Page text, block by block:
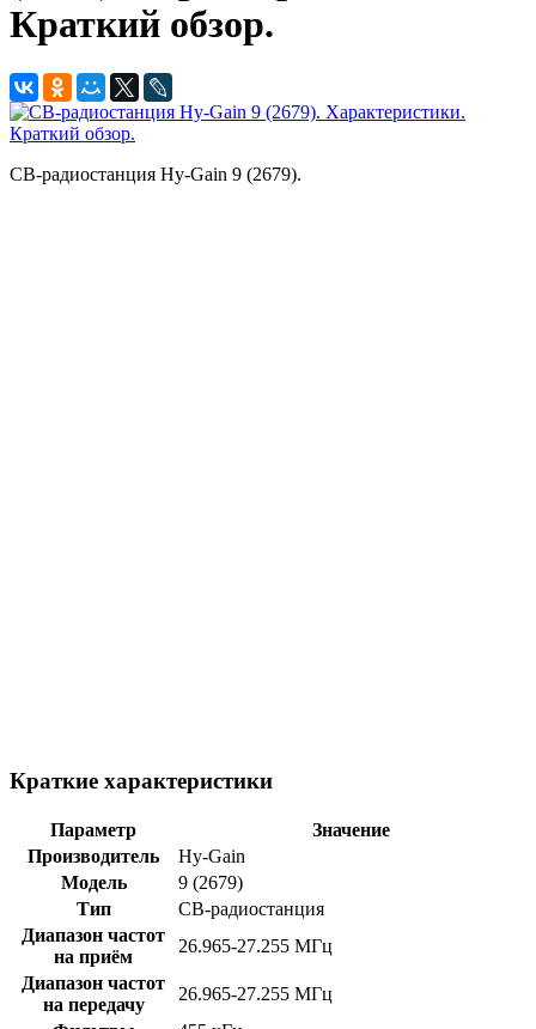
Краткий обзор.
CB-радиостанция Hy-Gain 9 (2679).
Краткие характеристики
Параметр
Значение
Производитель
Hy-Gain
Модель
9 (2679)
Тип
CB-радиостанция
Диапазон частот
на приём
26.965-27.255 МГц
Диапазон частот
на передачу
26.965-27.255 МГц